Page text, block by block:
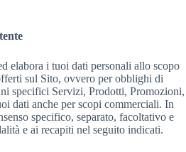
elabora i tuoi dati personali allo scopo
sul Sito, ovvero per obblighi di
specifici Servizi, Prodotti, Promozioni,
dati anche per scopi commerciali. In
specifico, separato, facoltativo e
e ai recapiti nel seguito indicati.